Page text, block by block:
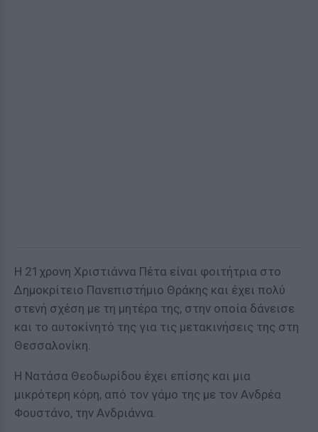
H 21χρονη Χριστιάννα Πέτα είναι φοιτήτρια στο
Δημοκρίτειο Πανεπιστήμιο Θράκης και έχει πολύ
στενή σχέση με τη μητέρα της, στην οποία δάνεισε
και το αυτοκίνητό της για τις μετακινήσεις της στη
Θεσσαλονίκη.
Η Νατάσα Θεοδωρίδου έχει επίσης και μια
μικρότερη κόρη, από τον γάμο της με τον Ανδρέα
Φουστάνο, την Ανδριάννα.